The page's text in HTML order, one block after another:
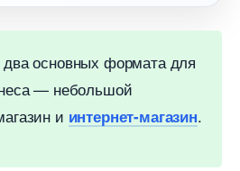
основных формата для
— небольшой
и интернет-магазин.